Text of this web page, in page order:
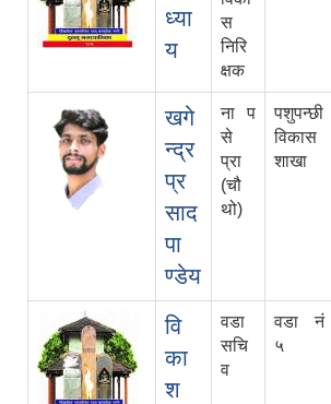
ध्या
य
स
निरि
क्षक
खगे
न्द्र
प्र
साद
पा
ण्डेय
ना प
से
प्रा
(चौ
थो)
पशुपन्छी
विकास
शाखा
वि
का
श
वडा
सचि
व
वडा नं
५